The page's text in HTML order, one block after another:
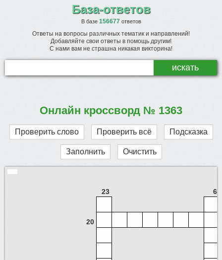
База-ответов
В базе 156677ответов
Ответы на вопросы различных тематик и направлений!
Добавляйте свои ответы в помощь другим!
С нами вам не страшна никакая викторина!
Онлайн кроссворд № 1363
Проверить слово Проверить всё Подсказка
Заполнить Очистить
23 6
20